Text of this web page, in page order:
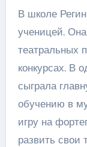
В школе
ученицей.
театральных
конкурсах. В
сыграла
обучению в
игру на
развить свои